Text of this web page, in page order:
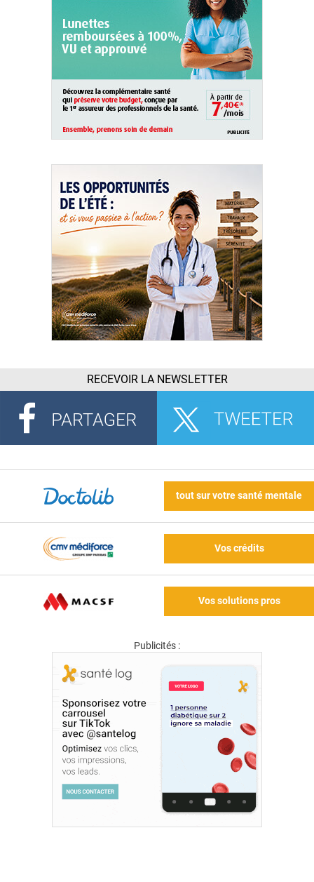
RECEVOIR LA NEWSLETTER
tout sur votre santé mentale
Vos crédits
Vos solutions pros
Publicités :